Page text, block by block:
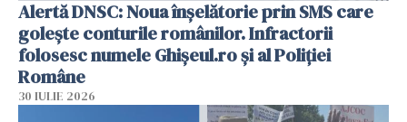
Alertă DNSC: Noua înșelătorie prin SMS care
golește conturile românilor. Infractorii
folosesc numele Ghișeul.ro și al Poliției
Române
30 IULIE 2026